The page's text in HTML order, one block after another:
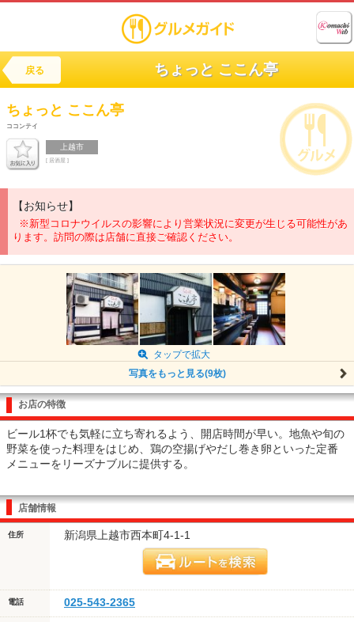
戻る ちょっと ここん亭
ちょっと ここん亭
ココンテイ
上越市
[ 居酒屋 ]
【お知らせ】
※新型コロナウイルスの影響により営業状況に変更が生じる可能性があ
ります。訪問の際は店舗に直接ご確認ください。
タップで拡大
写真をもっと見る(9枚)
お店の特徴
ビール1杯でも気軽に立ち寄れるよう、開店時間が早い。地魚や旬の
野菜を使った料理をはじめ、鶏の空揚げやだし巻き卵といった定番
メニューをリーズナブルに提供する。
店舗情報
住所 新潟県上越市西本町4-1-1
電話 025-543-2365